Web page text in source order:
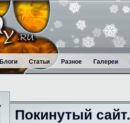
Блоги Статьи Разное Галереи
Покинутый сайт.